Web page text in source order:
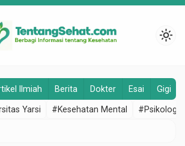
light_mode
Ilmiah Berita Dokter Esai Gigi
Yarsi #Kesehatan Mental #Psikologi